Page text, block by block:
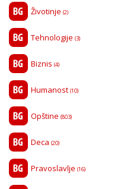
Životinje (2)
Tehnologije (3)
Biznis (4)
Humanost (10)
Opštine (803)
Deca (20)
Pravoslavlje (16)